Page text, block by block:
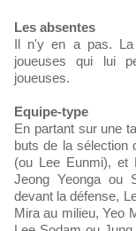
Les absentes
Il n'y en a pas. La
joueuses qui lui
joueuses.
Equipe-type
En partant sur une
buts de la sélection
(ou Lee Eunmi), et
Jeong Yeonga ou
devant la défense,
Mira au milieu, Yeo